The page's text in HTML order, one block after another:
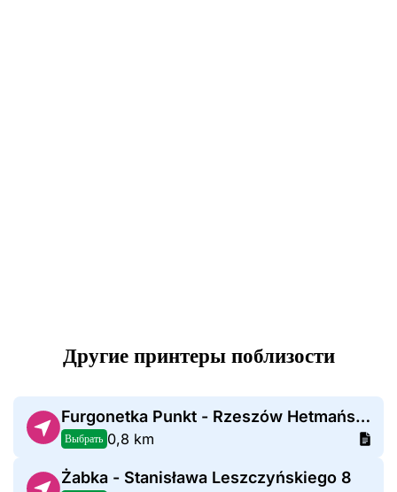
Другие принтеры поблизости
Furgonetka Punkt - Rzeszów Hetmańska 7
Выбрать 0,8 km
Żabka - Stanisława Leszczyńskiego 8